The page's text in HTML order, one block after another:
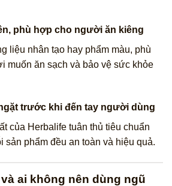
phù hợp cho người ăn kiêng
liệu nhân tạo hay phẩm màu, phù
muốn ăn sạch và bảo vệ sức khỏe
trước khi đến tay người dùng
của Herbalife tuân thủ tiêu chuẩn
sản phẩm đều an toàn và hiệu quả.
ai không nên dùng ngũ